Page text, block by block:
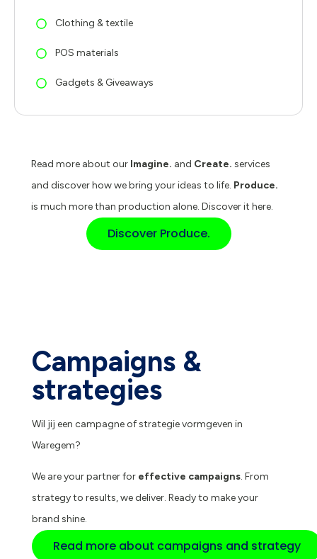
Clothing & textile
POS materials
Gadgets & Giveaways
Read more about our Imagine. and Create. services
and discover how we bring your ideas to life. Produce.
is much more than production alone. Discover it here.
Discover Produce.
Campaigns &
strategies
Wil jij een campagne of strategie vormgeven in
Waregem?
We are your partner for effective campaigns. From
strategy to results, we deliver. Ready to make your
brand shine.
Read more about campaigns and strategy